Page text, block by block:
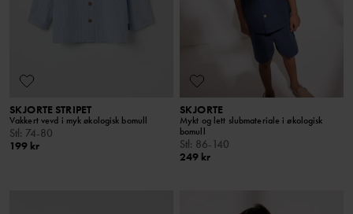
SKJORTE STRIPET
Vakkert vevd i myk økologisk bomull
Stl: 74-80
199 kr
SKJORTE
Mykt og lett slubmateriale i økologisk
bomull
Stl: 86-140
249 kr